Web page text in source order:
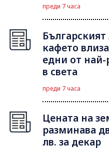
преди 7 часа
кафето
едни от най-
в света
преди 7 часа
Цената на
разминава
лв. за декар